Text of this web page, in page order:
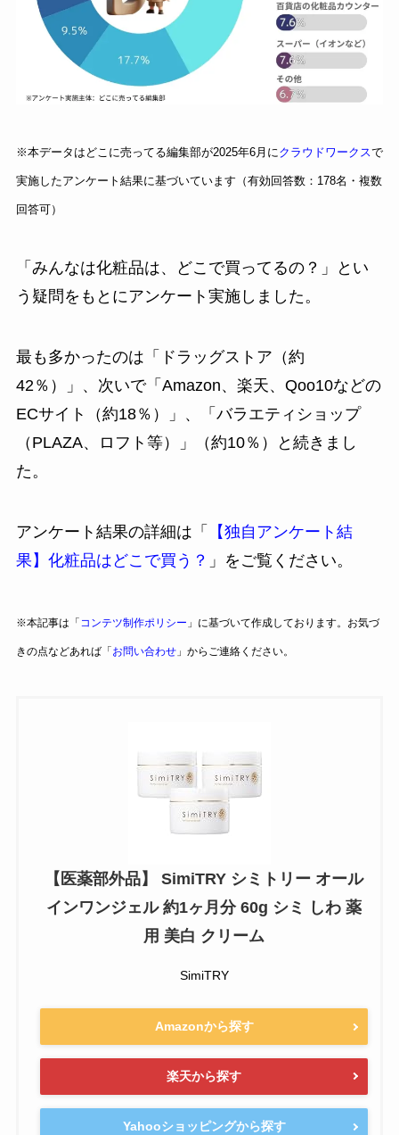
※本データはどこに売ってる編集部が2025年6月にクラウドワークスで
実施したアンケート結果に基づいています（有効回答数：178名・複数
回答可）
「みんなは化粧品は、どこで買ってるの？」とい
う疑問をもとにアンケート実施しました。
最も多かったのは「ドラッグストア（約
42％）」、次いで「Amazon、楽天、Qoo10などの
ECサイト（約18％）」、「バラエティショップ
（PLAZA、ロフト等）」（約10％）と続きまし
た。
アンケート結果の詳細は「
【独自アンケート結
果】化粧品はどこで買う？ 」をご覧ください。
※本記事は「 コンテツ制作ポリシー 」に基づいて作成しております。お気づ
きの点などあれば「 お問い合わせ」からご連絡ください。
【医薬部外品】 SimiTRY シミトリー オール
インワンジェル 約1ヶ月分 60g シミ しわ 薬
用 美白 クリーム
SimiTRY
Amazonから探す
楽天から探す
Yahooショッピングから探す